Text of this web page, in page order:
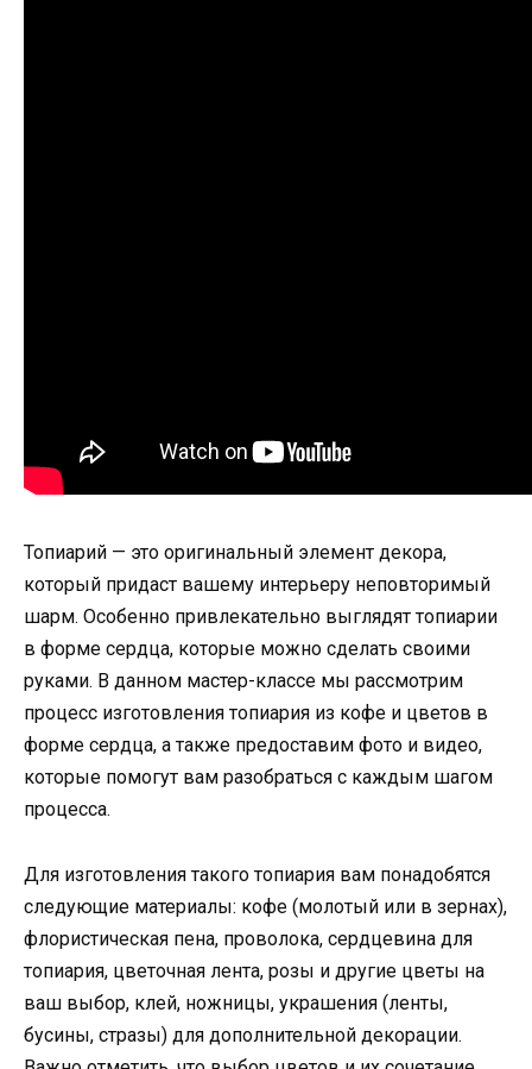
Топиарий — это оригинальный элемент декора,
который придаст вашему интерьеру неповторимый
шарм. Особенно привлекательно выглядят топиарии
в форме сердца, которые можно сделать своими
руками. В данном мастер-классе мы рассмотрим
процесс изготовления топиария из кофе и цветов в
форме сердца, а также предоставим фото и видео,
которые помогут вам разобраться с каждым шагом
процесса.
Для изготовления такого топиария вам понадобятся
следующие материалы: кофе (молотый или в зернах),
флористическая пена, проволока, сердцевина для
топиария, цветочная лента, розы и другие цветы на
ваш выбор, клей, ножницы, украшения (ленты,
бусины, стразы) для дополнительной декорации.